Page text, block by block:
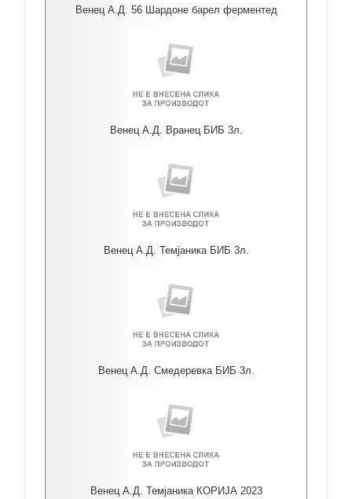
Венец А.Д. 56 Шардоне барел ферментед
Венец А.Д. Вранец БИБ 3л.
Венец А.Д. Темјаника БИБ 3л.
Венец А.Д. Смедеревка БИБ 3л.
Венец А.Д. Темјаника КОРИЈА 2023